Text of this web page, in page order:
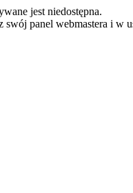
jest niedostępna.
swój panel webmastera i w